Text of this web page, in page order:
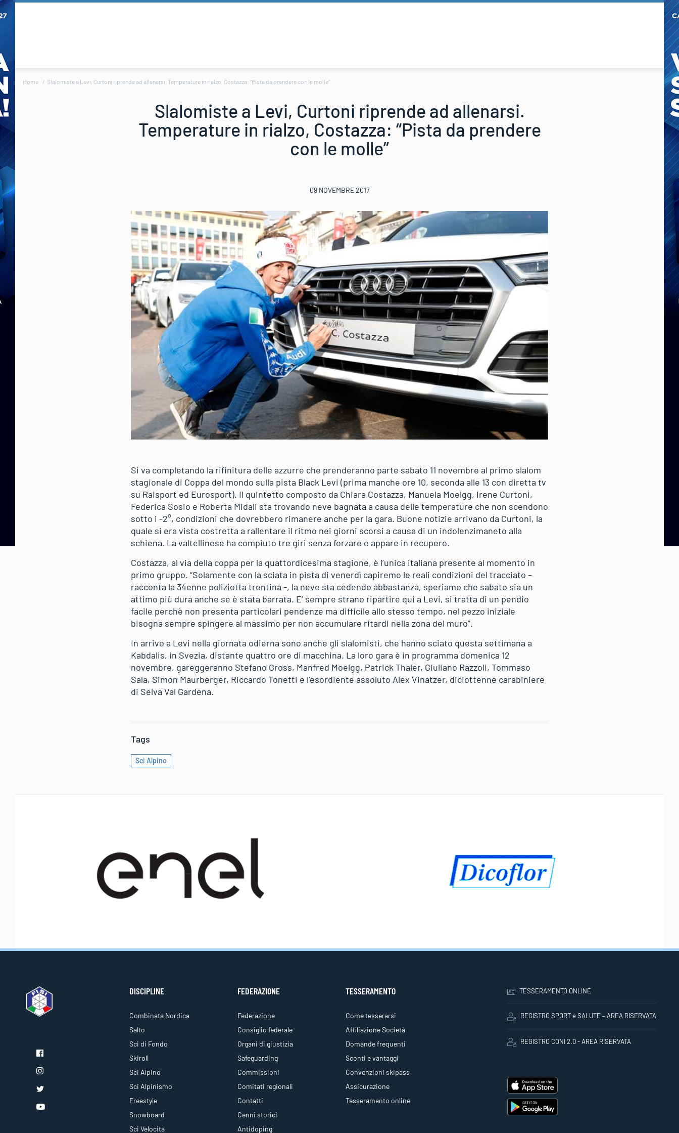
Home Slalomiste a Levi, Curtoni riprende ad allenarsi. Temperature in rialzo, Costazza: “Pista da prendere con le molle”
Slalomiste a Levi, Curtoni riprende ad allenarsi.
Temperature in rialzo, Costazza: “Pista da prendere
con le molle”
09 NOVEMBRE 2017
Si va completando la rifinitura delle azzurre che prenderanno parte sabato 11 novembre al primo slalom
stagionale di Coppa del mondo sulla pista Black Levi (prima manche ore 10, seconda alle 13 con diretta tv
su Raisport ed Eurosport). Il quintetto composto da Chiara Costazza, Manuela Moelgg, Irene Curtoni,
Federica Sosio e Roberta Midali sta trovando neve bagnata a causa delle temperature che non scendono
sotto i -2°, condizioni che dovrebbero rimanere anche per la gara. Buone notizie arrivano da Curtoni, la
quale si era vista costretta a rallentare il ritmo nei giorni scorsi a causa di un indolenzimaneto alla
schiena. La valtellinese ha compiuto tre giri senza forzare e appare in recupero.
Costazza, al via della coppa per la quattordicesima stagione, è l’unica italiana presente al momento in
primo gruppo. “Solamente con la sciata in pista di venerdì capiremo le reali condizioni del tracciato –
racconta la 34enne poliziotta trentina -, la neve sta cedendo abbastanza, speriamo che sabato sia un
attimo più dura anche se è stata barrata. E’ sempre strano ripartire qui a Levi, si tratta di un pendio
facile perchè non presenta particolari pendenze ma difficile allo stesso tempo, nel pezzo iniziale
bisogna sempre spingere al massimo per non accumulare ritardi nella zona del muro”.
In arrivo a Levi nella giornata odierna sono anche gli slalomisti, che hanno sciato questa settimana a
Kabdalis, in Svezia, distante quattro ore di macchina. La loro gara è in programma domenica 12
novembre, gareggeranno Stefano Gross, Manfred Moelgg, Patrick Thaler, Giuliano Razzoli, Tommaso
Sala, Simon Maurberger, Riccardo Tonetti e l’esordiente assoluto Alex Vinatzer, diciottenne carabiniere
di Selva Val Gardena.
Tags
Sci Alpino
DISCIPLINE
Combinata Nordica
Salto
Sci di Fondo
Skiroll
Sci Alpino
Sci Alpinismo
Freestyle
Snowboard
Sci Velocita
FEDERAZIONE
Federazione
Consiglio federale
Organi di giustizia
Safeguarding
Commissioni
Comitati regionali
Contatti
Cenni storici
Antidoping
TESSERAMENTO
Come tesserarsi
Affiliazione Società
Domande frequenti
Sconti e vantaggi
Convenzioni skipass
Assicurazione
Tesseramento online
TESSERAMENTO ONLINE
REGISTRO SPORT e SALUTE – AREA RISERVATA
REGISTRO CONI 2.0 - AREA RISERVATA